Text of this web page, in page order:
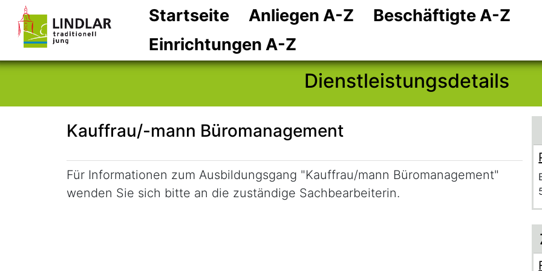
Zum Header
Zum Hauptinhalt
Zum Footer
Startseite Anliegen A-Z
Beschäftigte A-Z
Einrichtungen A-Z
Dienstleistungsdetails
Kauffrau/-mann Büromanagement
Kurzbeschreibung
Für Informationen zum Ausbildungsgang "Kauffrau/mann Büromanagement"
wenden Sie sich bitte an die zuständige Sachbearbeiterin.